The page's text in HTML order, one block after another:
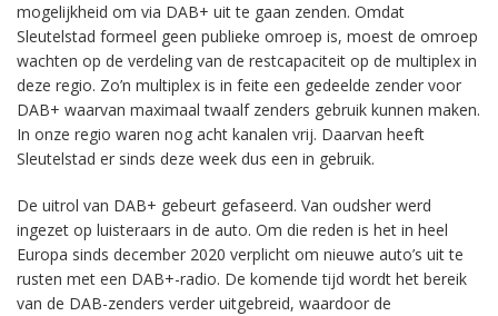
mogelijkheid om via DAB+ uit te gaan zenden. Omdat
Sleutelstad formeel geen publieke omroep is, moest de omroep
wachten op de verdeling van de restcapaciteit op de multiplex in
deze regio. Zo’n multiplex is in feite een gedeelde zender voor
DAB+ waarvan maximaal twaalf zenders gebruik kunnen maken.
In onze regio waren nog acht kanalen vrij. Daarvan heeft
Sleutelstad er sinds deze week dus een in gebruik.
De uitrol van DAB+ gebeurt gefaseerd. Van oudsher werd
ingezet op luisteraars in de auto. Om die reden is het in heel
Europa sinds december 2020 verplicht om nieuwe auto’s uit te
rusten met een DAB+-radio. De komende tijd wordt het bereik
van de DAB-zenders verder uitgebreid, waardoor de